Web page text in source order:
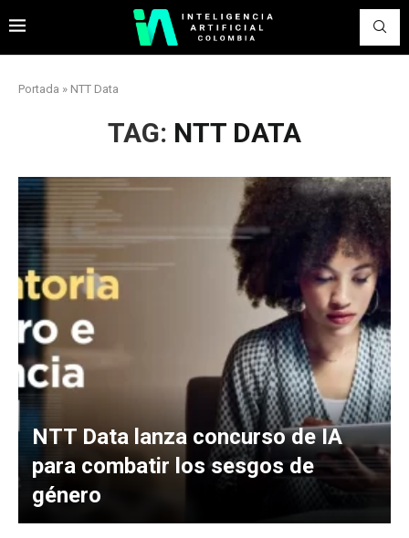
Portada » NTT Data
TAG: NTT DATA
NTT Data lanza concurso de IA
para combatir los sesgos de
género